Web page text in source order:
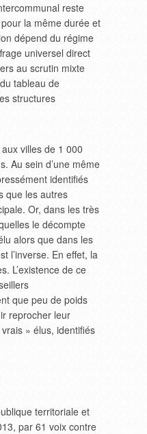
reste
la même durée et
dépend du régime
universel direct
au scrutin mixte
tableau de
structures
villes de 1 000
Au sein d’une même
identifiés
que les autres
Or, dans les très
le décompte
alors que dans les
l’inverse. En effet, la
L’existence de ce
que peu de poids
reprocher leur
» élus, identifiés
territoriale et
par 61 voix contre